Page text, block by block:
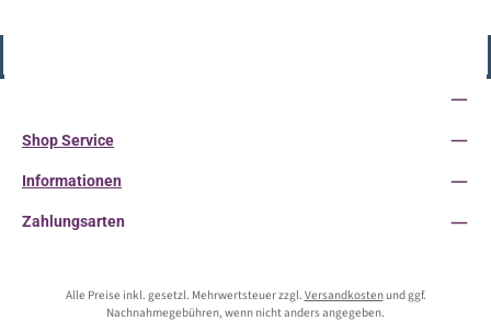
Shop Service
Informationen
Zahlungsarten
Alle Preise inkl. gesetzl. Mehrwertsteuer zzgl. Versandkostenund ggf.
Nachnahmegebühren, wenn nicht anders angegeben.